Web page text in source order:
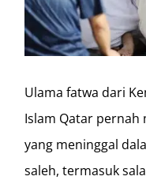
Ulama fatwa dari
Islam Qatar pernah
yang meninggal
saleh, termasuk